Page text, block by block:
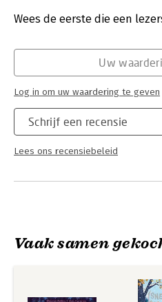
Verschijningsdatum:
3-7-2020
Over tien
Wees de eerste die een
Schrijf een recensie
Lees ons recensiebeleid
Uw
Log in om uw waardering te geven
Vaak samen